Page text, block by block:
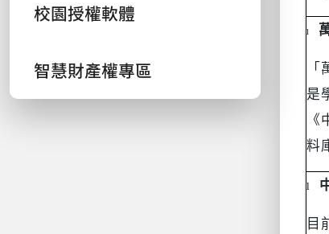
校園授權軟體
智慧財產權專區
l
是
料
l
目